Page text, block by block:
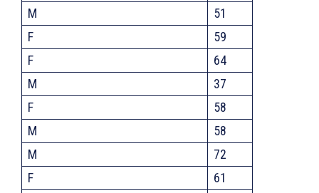
M
51
F
59
F
64
M
37
F
58
M
58
M
72
F
61